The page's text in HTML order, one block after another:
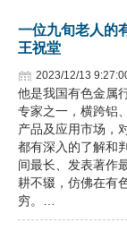
稀有稀土
有色市场
科技
镁钛
地矿 建设
一位九旬老人的
王祝堂
2023/12/13
他是我国有色金属
专家之一，横跨铝
产品及应用市场，
都有深入的了解和
间最长、发表著作
耕不辍，仿佛在有
穷。…